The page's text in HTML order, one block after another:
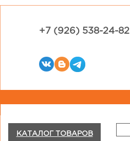
+7 (926) 538-24-82
КАТАЛОГ ТОВАРОВ